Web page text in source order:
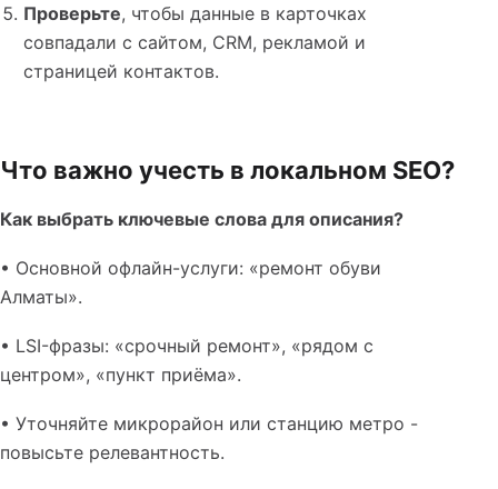
Проверьте, чтобы данные в карточках
совпадали с сайтом, CRM, рекламой и
страницей контактов.
Что важно учесть в локальном SEO?
Как выбрать ключевые слова для описания?
• Основной офлайн-услуги: «ремонт обуви
Алматы».
• LSI-фразы: «срочный ремонт», «рядом с
центром», «пункт приёма».
• Уточняйте микрорайон или станцию метро -
повысьте релевантность.